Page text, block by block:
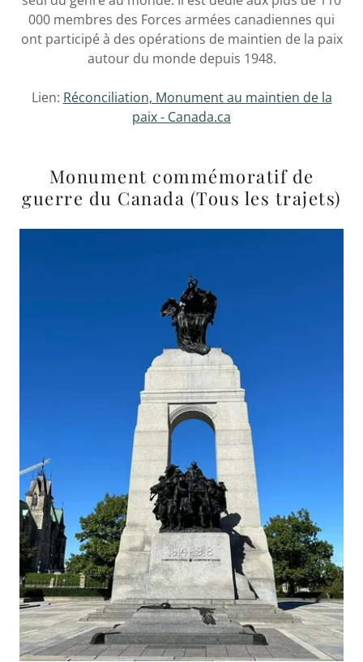
000 membres des Forces armées canadiennes qui
ont participé à des opérations de maintien de la paix
autour du monde depuis 1948.
Lien: Réconciliation, Monument au maintien de la
paix - Canada.ca
Monument commémoratif de
guerre du Canada (Tous les trajets)